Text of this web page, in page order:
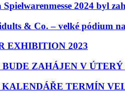
2024 byl
& Co. – velké pódium na
EXHIBITION 2023
ZAHÁJEN V
TERMÍN